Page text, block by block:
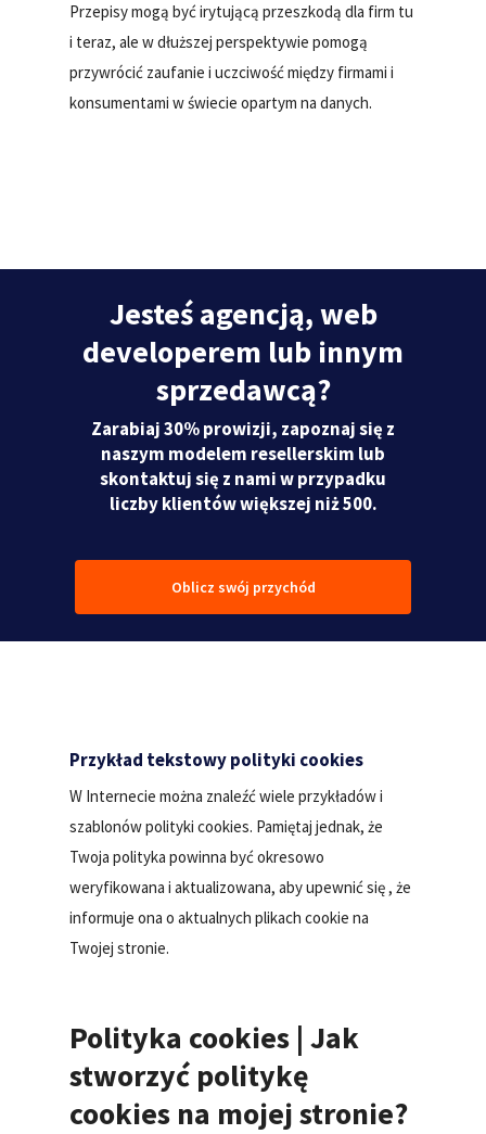
Przepisy mogą być irytującą przeszkodą dla firm tu
i teraz, ale w dłuższej perspektywie pomogą
przywrócić zaufanie i uczciwość między firmami i
konsumentami w świecie opartym na danych.
Jesteś agencją, web
developerem lub innym
sprzedawcą?
Zarabiaj 30% prowizji, zapoznaj się z
naszym modelem resellerskim lub
skontaktuj się z nami w przypadku
liczby klientów większej niż 500.
Oblicz swój przychód
Przykład tekstowy polityki cookies
W Internecie można znaleźć wiele przykładów i
szablonów polityki cookies. Pamiętaj jednak, że
Twoja polityka powinna być okresowo
weryfikowana i aktualizowana, aby upewnić się , że
informuje ona o aktualnych plikach cookie na
Twojej stronie.
Polityka cookies | Jak
stworzyć politykę
cookies na mojej stronie?